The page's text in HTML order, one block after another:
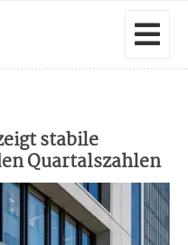
stabile
Quartalszahlen